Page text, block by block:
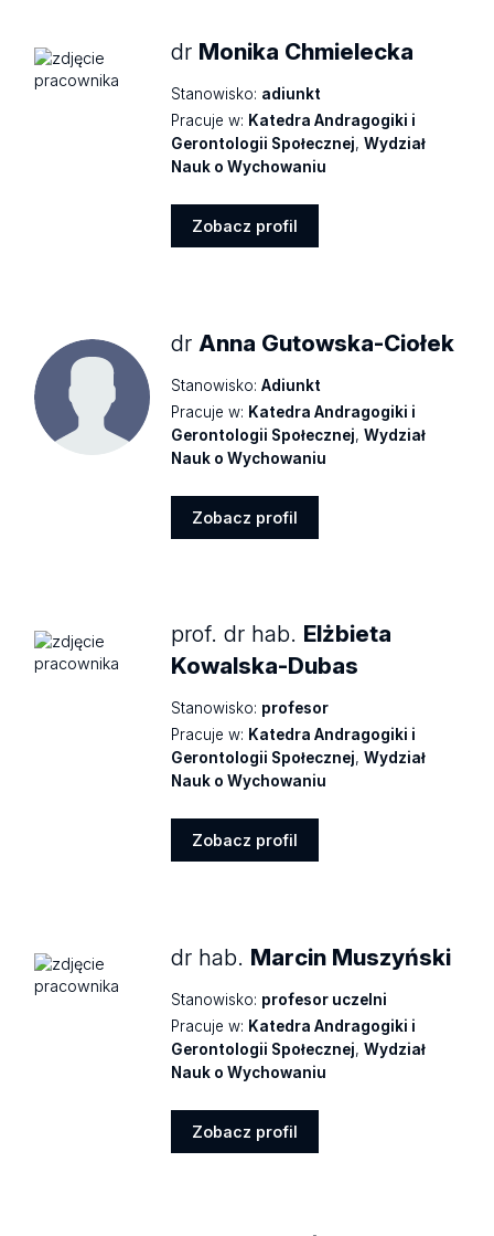
dr Monika Chmielecka
Stanowisko: adiunkt
Pracuje w: Katedra Andragogiki i
Gerontologii Społecznej,Wydział
Nauk o Wychowaniu
Zobacz profil
dr Anna Gutowska-Ciołek
Stanowisko: Adiunkt
Pracuje w: Katedra Andragogiki i
Gerontologii Społecznej,Wydział
Nauk o Wychowaniu
Zobacz profil
prof. dr hab. Elżbieta
Kowalska-Dubas
Stanowisko: profesor
Pracuje w: Katedra Andragogiki i
Gerontologii Społecznej,Wydział
Nauk o Wychowaniu
Zobacz profil
dr hab. Marcin Muszyński
Stanowisko: profesor uczelni
Pracuje w: Katedra Andragogiki i
Gerontologii Społecznej,Wydział
Nauk o Wychowaniu
Zobacz profil